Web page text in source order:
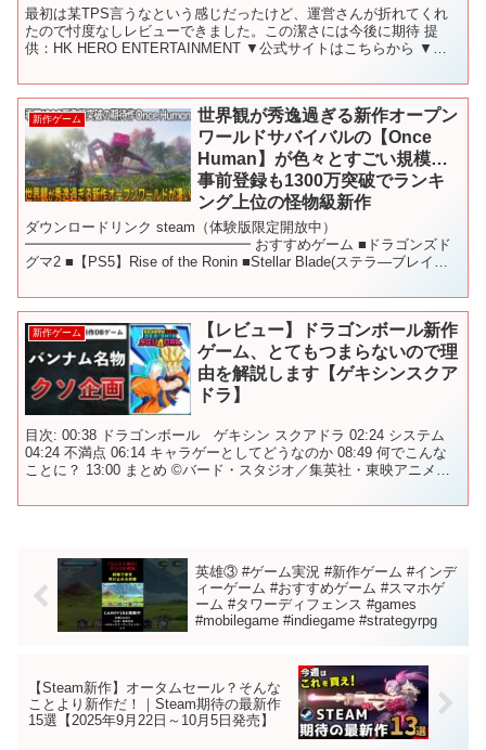
最初は某TPS言うなという感じだったけど、運営さんが折れてくれ
たので忖度なしレビューできました。この潔さには今後に期待 提
供：HK HERO ENTERTAINMENT ▼公式サイトはこちらから ▼公
新作ゲーム
世界観が秀逸過ぎる新作オープン
ワールドサバイバルの【Once
Human】が色々とすごい規模…
事前登録も1300万突破でランキ
ング上位の怪物級新作
ダウンロードリンク steam（体験版限定開放中）
━━━━━━━━━━━━━━━━ おすすめゲーム ■ドラゴンズド
グマ2 ■【PS5】Rise of the Ronin ■Stellar Blade(ステラ―ブレイド)
新作ゲーム
【レビュー】ドラゴンボール新作
ゲーム、とてもつまらないので理
由を解説します【ゲキシンスクア
ドラ】
目次: 00:38 ドラゴンボール ゲキシン スクアドラ 02:24 システム
04:24 不満点 06:14 キャラゲーとしてどうなのか 08:49 何でこんな
ことに？ 13:00 まとめ ©バード・スタジオ／集英社・東映アニメー
英雄③ #ゲーム実況 #新作ゲーム #インデ
ィーゲーム #おすすめゲーム #スマホゲ
ーム #タワーディフェンス #games
#mobilegame #indiegame #strategyrpg
【Steam新作】オータムセール？そんな
ことより新作だ！｜Steam期待の最新作
15選【2025年9月22日～10月5日発売】